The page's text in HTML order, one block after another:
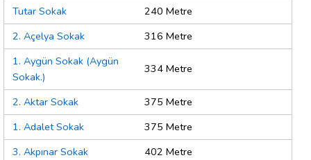
Tutar Sokak
240 Metre
2. Açelya Sokak
316 Metre
1. Aygün Sokak (Aygün
Sokak.)
334 Metre
2. Aktar Sokak
375 Metre
1. Adalet Sokak
375 Metre
3. Akpınar Sokak
402 Metre